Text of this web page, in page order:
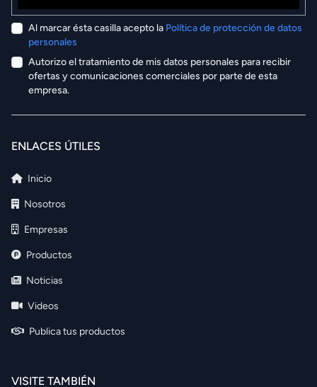
Al marcar ésta casilla acepto la Política de protección de datos
personales
Autorizo el tratamiento de mis datos personales para recibir
ofertas y comunicaciones comerciales por parte de esta
empresa.
ENLACES ÚTILES
Inicio
Nosotros
Empresas
Productos
Noticias
Videos
Publica tus productos
VISITE TAMBIÉN